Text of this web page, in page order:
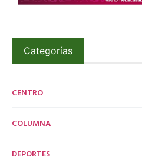
Categorías
CENTRO
COLUMNA
DEPORTES